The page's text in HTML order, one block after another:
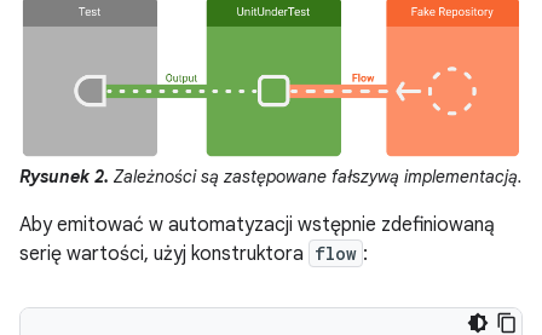
Rysunek 2. Zależności są zastępowane fałszywą implementacją.
Aby emitować w automatyzacji wstępnie zdefiniowaną
serię wartości, użyj konstruktora flow :